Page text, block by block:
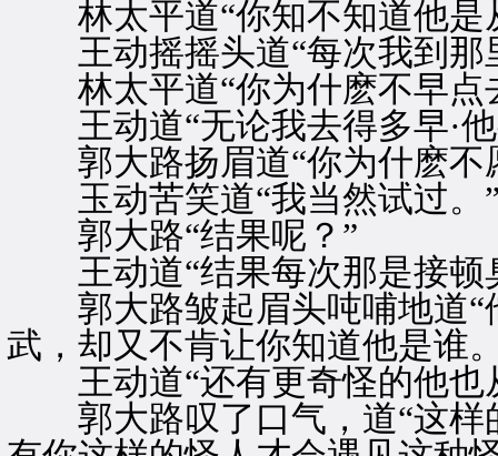
林太平道“你知不知道他是
王动摇摇头道“每次我到那
林太平道“你为什麽不早点
王动道“无论我去得多早·他
郭大路扬眉道“你为什麽不
玉动苦笑道“我当然试过。
郭大路“结果呢？”
王动道“结果每次那是接顿
郭大路皱起眉头吨哺地道“
武，却又不肯让你知道他是谁
王动道“还有更奇怪的他也
郭大路叹了口气，道“这样